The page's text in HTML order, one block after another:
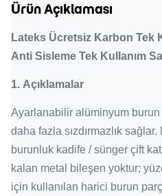
Ürün Açıklaması
Lateks Ücretsiz Karbon Tek
Anti Sisleme Tek Kullanım
1. Açıklamalar
Ayarlanabilir alüminyum
daha fazla sızdırmazlık sağlar.
burunluk kadife / sünger çift
kalan metal bileşen yoktur;
için kullanılan harici burun